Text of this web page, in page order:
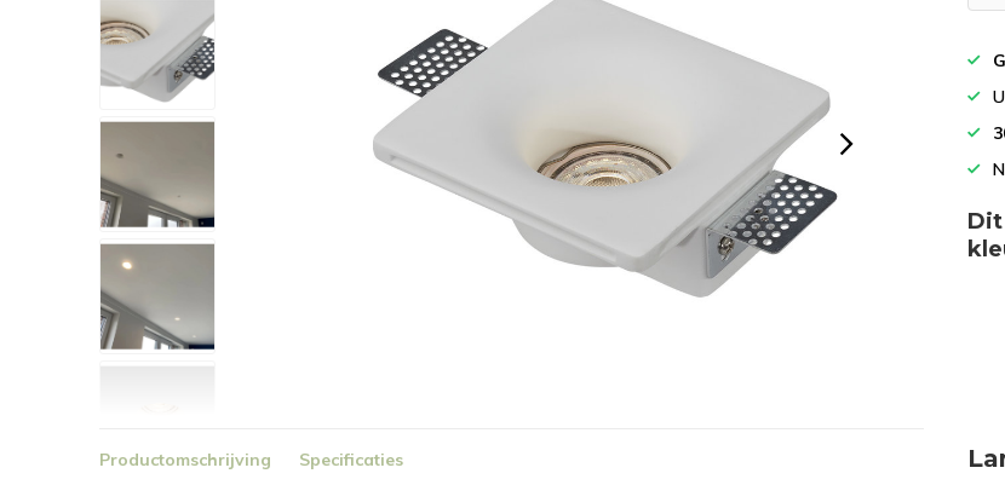
Enter
zoekresultaat
gaan.
Als
met
Productomschrijving Specificaties